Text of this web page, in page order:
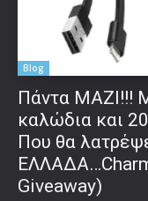
Blog
Πάντα ΜΑΖΙ!!!
καλώδια και
Που θα
Giveaway)